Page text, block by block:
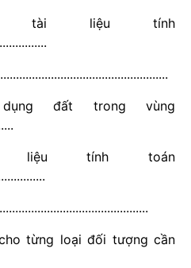
tài liệu tính
đất trong vùng
tính toán
từng loại đối tượng cần